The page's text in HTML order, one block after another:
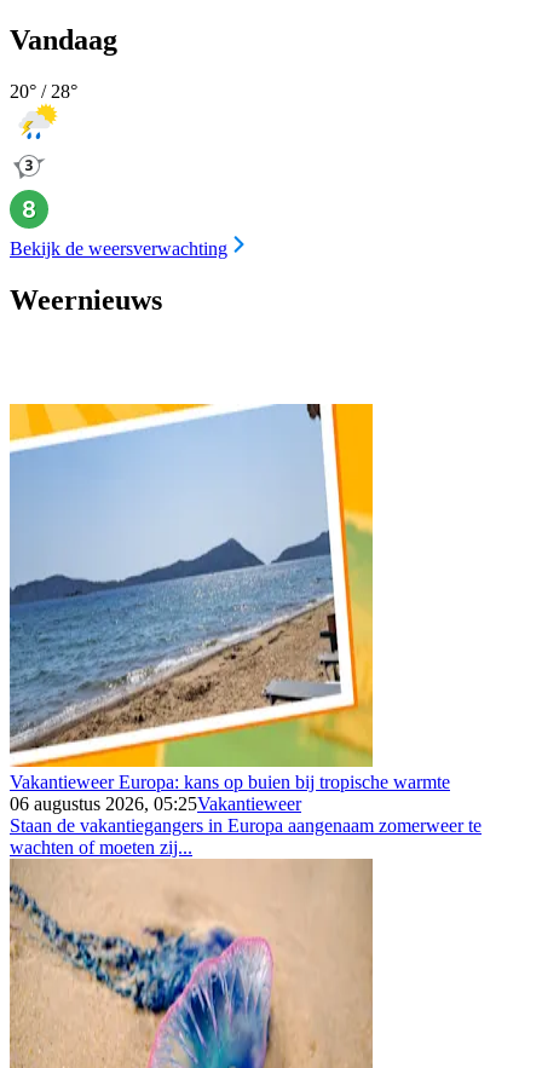
Vandaag
20° / 28°
Bekijk de weersverwachting
Weernieuws
Vakantieweer Europa: kans op buien bij tropische warmte
06 augustus 2026, 05:25Vakantieweer
Staan de vakantiegangers in Europa aangenaam zomerweer te
wachten of moeten zij...